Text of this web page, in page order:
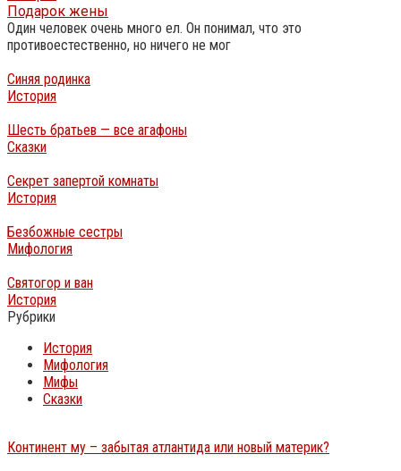
Подарок жены
Один человек очень много ел. Он понимал, что это
противоестественно, но ничего не мог
Синяя родинка
История
Шесть братьев — все агафоны
Сказки
Секрет запертой комнаты
История
Безбожные сестры
Мифология
Святогор и ван
История
Рубрики
История
Мифология
Мифы
Сказки
Континент му – забытая атлантида или новый материк?